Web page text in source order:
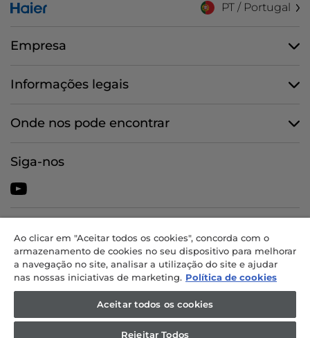
PT / Portugal
Empresa
Informações legais
Onde nos pode encontrar
Siga-nos
Comolli, 57 - 20861 Brugherio (MB) - Itália - SEDES
ADMINISTRATIVAS: Via Privata Eden Fumagalli snc - 20861 Brugherio
(MB) e Via Trento n. 20/A-22 - 20871 Vimercate (MB) - Itália - Tel.:
EUR integralmente realizado - Cód. fiscal e n.º de inscrição na
Conservatória do Registo Comercial de Milão-Monza-Brianza-Lodi
04666310158 - NIF 00786860965 - N.º REA: MB-1033934 - Autorização
Ao clicar em "Aceitar todos os cookies", concorda com o
armazenamento de cookies no seu dispositivo para melhorar
a navegação no site, analisar a utilização do site e ajudar
nas nossas iniciativas de marketing. Política de cookies
Aceitar todos os cookies
Rejeitar Todos